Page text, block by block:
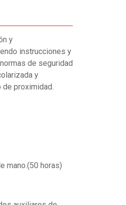
y
instrucciones y
de seguridad
y
de proximidad.
mano.(50 horas)